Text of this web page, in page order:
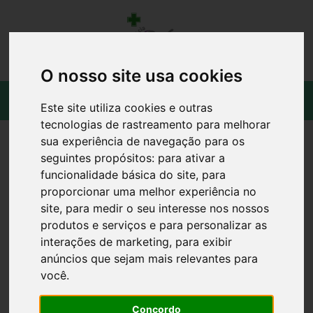
O nosso site usa cookies
Este site utiliza cookies e outras
tecnologias de rastreamento para melhorar
sua experiência de navegação para os
seguintes propósitos: para ativar a
funcionalidade básica do site, para
proporcionar uma melhor experiência no
site, para medir o seu interesse nos nossos
produtos e serviços e para personalizar as
interações de marketing, para exibir
anúncios que sejam mais relevantes para
você.
Concordo